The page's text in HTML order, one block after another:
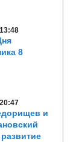
13:48
8
20:47
и